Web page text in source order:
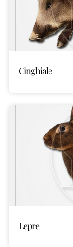
Cinghiale
Lepre